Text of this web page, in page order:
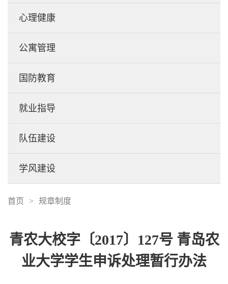
心理健康
公寓管理
国防教育
就业指导
队伍建设
学风建设
首页 > 规章制度
青农大校字〔2017〕127号 青岛农
业大学学生申诉处理暂行办法